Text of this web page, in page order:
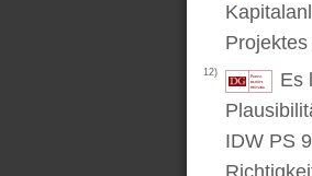
12)
Es
IDW PS